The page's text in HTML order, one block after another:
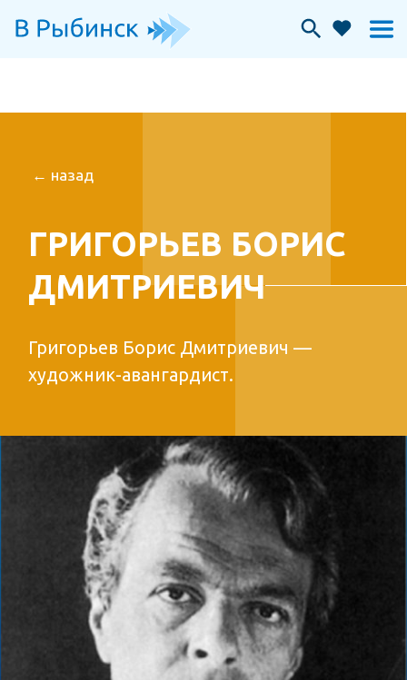
ДОБАВИТЬ В ИЗБРАННОЕ
Григорьев Борис Дмитриевич —
ГРИГОРЬЕВ БОРИС